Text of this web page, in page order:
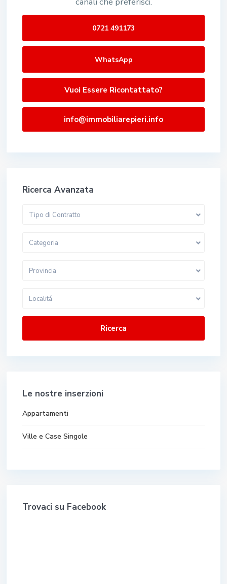
0721 491173
WhatsApp
Vuoi Essere Ricontattato?
info@immobiliarepieri.info
Ricerca Avanzata
Tipo di Contratto
Categoria
Provincia
Localitá
Ricerca
Le nostre inserzioni
Appartamenti
Ville e Case Singole
Trovaci su Facebook